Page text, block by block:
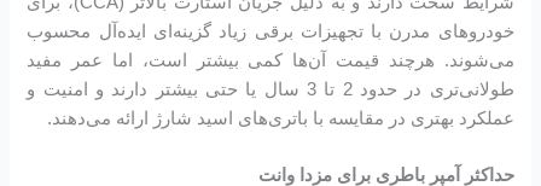
خودروهای مدرن با تجهیزات برقی زیاد گزینه‌ای ایده‌آل محسوب
می‌شوند. هرچند قیمت آن‌ها کمی بیشتر است، اما عمر مفید
طولانی‌تری در حدود 2 تا 3 سال یا حتی بیشتر دارند و امنیت و
عملکرد بهتری در مقایسه با باتری‌های اسید شارژ ارائه می‌دهند.
حداکثر آمپر باطری برای مزدا وانت